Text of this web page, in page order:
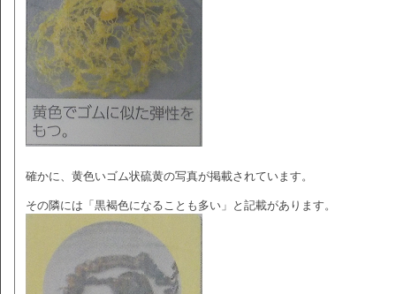
確かに、黄色いゴム状硫黄の写真が掲載されています。
その隣には「黒褐色になることも多い」と記載があります。